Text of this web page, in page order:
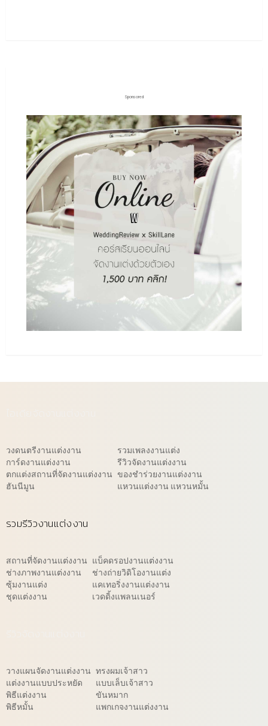
Sponsored
วงดนตรีงานแต่งงาน
การ์ดงานแต่งงาน
ตกแต่งสถานที่จัดงานแต่งงาน
ฮันนีมูน
รวมเพลงงานแต่ง
รีวิวจัดงานแต่งงาน
ของชำร่วยงานแต่งงาน
แหวนแต่งงาน แหวนหมั้น
รวมรีวิวงานแต่งงาน
สถานที่จัดงานแต่งงาน
ช่างภาพงานแต่งงาน
ซุ้มงานแต่ง
ชุดแต่งงาน
แบ็คดรอปงานแต่งงาน
ช่างถ่ายวิดิโองานแต่ง
แคเทอริ่งงานแต่งงาน
เวดดิ้งแพลนเนอร์
วางแผนจัดงานแต่งงาน
แต่งงานแบบประหยัด
พิธีแต่งงาน
พิธีหมั้น
ทรงผมเจ้าสาว
แบบเล็บเจ้าสาว
ขันหมาก
แพกเกจงานแต่งงาน